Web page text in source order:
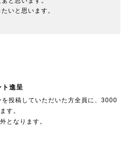
いと思います。
ト進呈
投稿していただいた方全員に、3000
す。
となります。